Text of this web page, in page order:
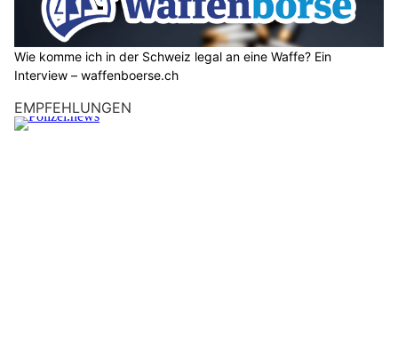
Wie komme ich in der Schweiz legal an eine Waffe? Ein
Interview – waffenboerse.ch
EMPFEHLUNGEN